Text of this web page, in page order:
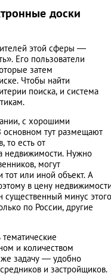
доски
этой сферы ―
Его пользователи
затем
Чтобы найти
поиска, и система
с хорошими
тут размещают
то есть от
недвижимости. Нужно
могут
или иной объект. А
в цену
существенный минус этого
по России, другие
и количеством
задачу ― удобно
и застройщиков.